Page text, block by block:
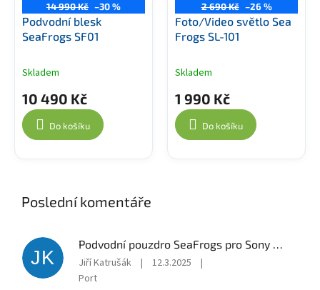
14 990 Kč –30 %
Podvodní blesk
SeaFrogs SF01
Skladem
10 490 Kč
Do košíku
2 690 Kč –26 %
Foto/Video světlo Sea
Frogs SL-101
Skladem
1 990 Kč
Do košíku
Poslední komentáře
JK
Podvodní pouzdro SeaFrogs pro Sony A7 III, A7R III, A7R III Pro
Jiří Katrušák | 12.3.2025
|
Port